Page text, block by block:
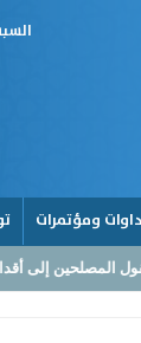
ومؤتمرات
ما